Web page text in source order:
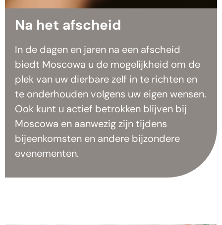
Na het afscheid
In de dagen en jaren na een afscheid
biedt Moscowa u de mogelijkheid om de
plek van uw dierbare zelf in te richten en
te onderhouden volgens uw eigen wensen.
Ook kunt u actief betrokken blijven bij
Moscowa en aanwezig zijn tijdens
bijeenkomsten en andere bijzondere
evenementen.